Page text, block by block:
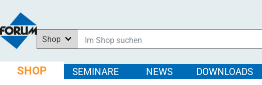
Shop
In News suchen
In Downloads suchen
SHOP SEMINARE NEWS DOWNLOADS